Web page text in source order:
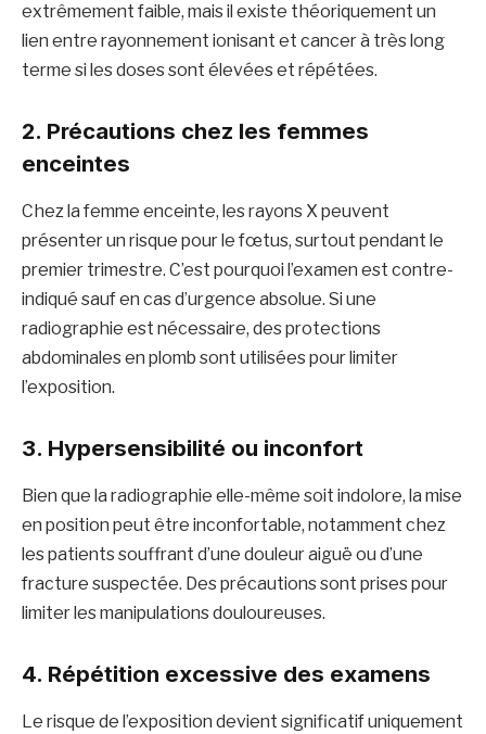
extrêmement faible, mais il existe théoriquement un
lien entre rayonnement ionisant et cancer à très long
terme si les doses sont élevées et répétées.
2. Précautions chez les femmes
enceintes
Chez la femme enceinte, les rayons X peuvent
présenter un risque pour le fœtus, surtout pendant le
premier trimestre. C’est pourquoi l’examen est contre-
indiqué sauf en cas d’urgence absolue. Si une
radiographie est nécessaire, des protections
abdominales en plomb sont utilisées pour limiter
l’exposition.
3. Hypersensibilité ou inconfort
Bien que la radiographie elle-même soit indolore, la mise
en position peut être inconfortable, notamment chez
les patients souffrant d’une douleur aiguë ou d’une
fracture suspectée. Des précautions sont prises pour
limiter les manipulations douloureuses.
4. Répétition excessive des examens
Le risque de l’exposition devient significatif uniquement